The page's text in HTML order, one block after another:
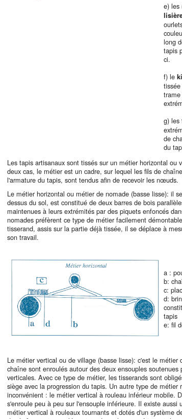
e) les
long
tapis
ci.
f) le
g) les
de
du
Les tapis artisanaux sont tissés sur un métier horizontal ou
deux cas, le métier est un cadre, sur lequel les fils de
l'armature du tapis, sont tendus afin de recevoir les nœuds.
Le métier horizontal ou métier de nomade (basse lisse): il
dessus du sol, est constitué de deux barres de bois
maintenues à leurs extrémités par des piquets enfoncés
nomades préfèrent ce type de métier facilement
tisserand, assis sur la partie déjà tissée, il se déplace à
son travail.
a :
b:
c:
d:
tapis
e: fil
Le métier vertical ou de village (basse lisse): c'est le métier
chaîne sont enroulés autour des deux ensouples soutenues
verticales. Avec ce type de métier, les tisserands sont
siège avec la progression du tapis. Un autre type de métier
inconvénient : le métier vertical à rouleau inférieur mobile.
s'enroule peu à peu sur l'ensouple inférieure. Il existe aussi
métier vertical à rouleaux tournants et dotés d'un système